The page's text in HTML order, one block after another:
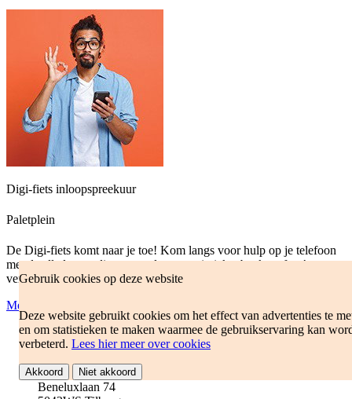
Gebruik cookies op deze website
Deze website gebruikt cookies om het effect van advertenties te
en om statistieken te maken waarmee de gebruikservaring kan
verbeterd. Lees hier meer over cookies
Akkoord Niet akkoord
Digi-fiets inloopspreekuur
Paletplein
De Digi-fiets komt naar je toe! Kom langs voor hulp op je telefoon
met de alledaagse dingen, zoals: een treinticket boeken, foto’s
versturen, apps downloaden en mijnetz.
Meer informatie
ma 7 sep 2026
14:00 - 15:00
Beneluxlaan 74